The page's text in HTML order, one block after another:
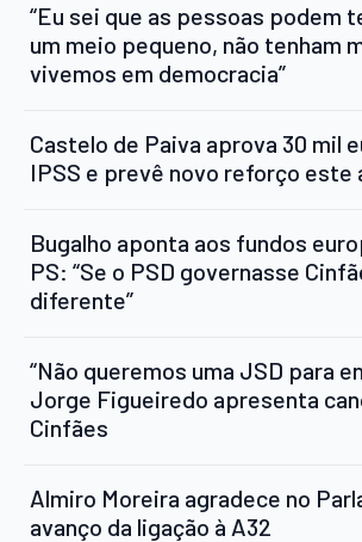
“Eu sei que as pessoas podem
um meio pequeno, não tenham
vivemos em democracia”
Castelo de Paiva aprova 30 mil
IPSS e prevê novo reforço este
Bugalho aponta aos fundos
PS: “Se o PSD governasse
diferente”
“Não queremos uma JSD para
Jorge Figueiredo apresenta
Cinfães
Almiro Moreira agradece no
avanço da ligação à A32